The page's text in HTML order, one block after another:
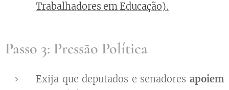
Trabalhadores em Educação).
Passo 3: Pressão Política
Exija que deputados e senadores apoiem